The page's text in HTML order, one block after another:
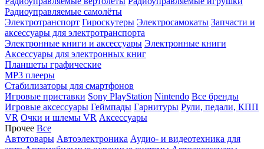
Радиоуправляемые самолёты
Электротранспорт Гироскутеры Электросамокаты Запчасти и
аксессуары для электротранспорта
Электронные книги и аксессуары Электронные книги
Аксессуары для электронных книг
Планшеты графические
MP3 плееры
Стабилизаторы для смартфонов
Игровые приставки Sony PlayStation Nintendo Все бренды
Игровые аксессуары Геймпады Гарнитуры Рули, педали, КПП
VR Очки и шлемы VR Аксессуары
Прочее Все
Автотовары Автоэлектроника Аудио- и видеотехника для